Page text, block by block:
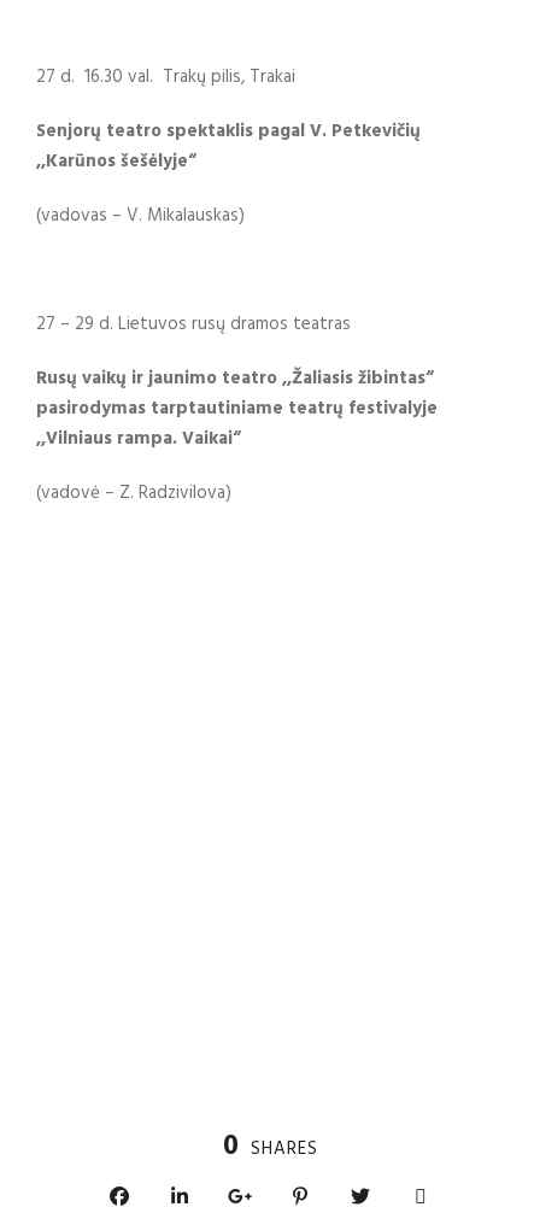
27 d. 16.30 val. Trakų pilis, Trakai
Senjorų teatro spektaklis pagal V. Petkevičių
,,Karūnos šešėlyje“
(vadovas – V. Mikalauskas)
27 – 29 d. Lietuvos rusų dramos teatras
Rusų vaikų ir jaunimo teatro ,,Žaliasis žibintas“
pasirodymas tarptautiniame teatrų festivalyje
,,Vilniaus rampa. Vaikai“
(vadovė – Z. Radzivilova)
0 SHARES